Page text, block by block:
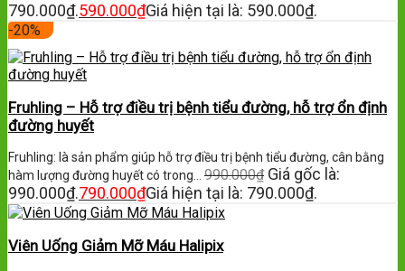
790.000₫.590.000₫Giá hiện tại là: 590.000₫.
-20%
Fruhling – Hỗ trợ điều trị bệnh tiểu đường, hỗ trợ ổn định
đường huyết
Fruhling: là sản phẩm giúp hỗ trợ điều trị bệnh tiểu đường, cân bằng
hàm lượng đường huyết có trong… 990.000₫ Giá gốc là:
990.000₫.790.000₫Giá hiện tại là: 790.000₫.
Viên Uống Giảm Mỡ Máu Halipix